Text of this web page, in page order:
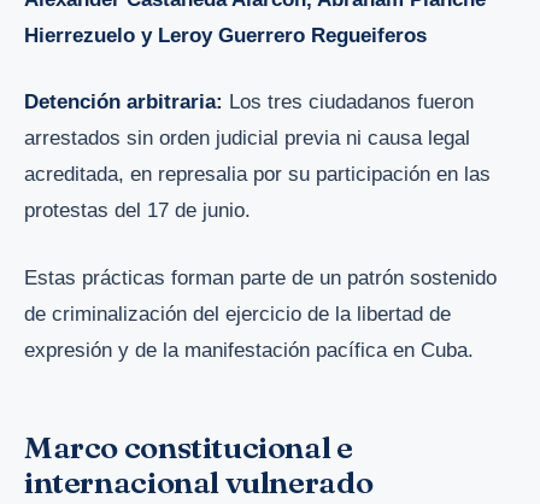
Hierrezuelo y Leroy Guerrero Regueiferos
Detención arbitraria: Los tres ciudadanos fueron
arrestados sin orden judicial previa ni causa legal
acreditada, en represalia por su participación en las
protestas del 17 de junio.
Estas prácticas forman parte de un patrón sostenido
de criminalización del ejercicio de la libertad de
expresión y de la manifestación pacífica en Cuba.
Marco constitucional e
internacional vulnerado